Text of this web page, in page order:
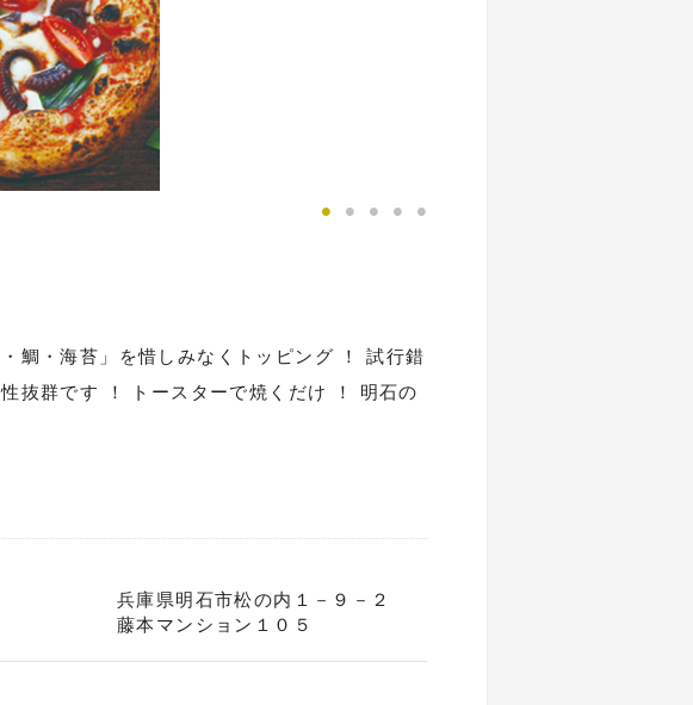
鯛・海苔」を惜しみなくトッピング ！ 試行錯
抜群です ！ トースターで焼くだけ ！ 明石の
兵庫県明石市松の内１－９－２
藤本マンション１０５